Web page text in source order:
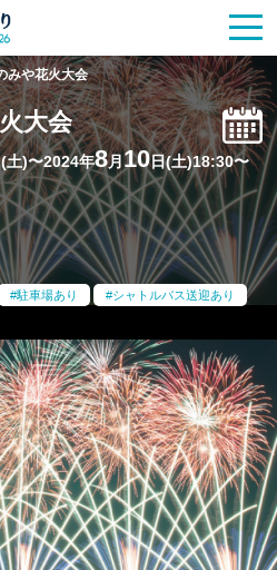
の道
覧席販売一覧
スター一覧
レポート記事
TOP
みや花火大会
大会
土)〜2024年8月 10日(土)18:30〜
駐車場あり シャトルバス送迎あり